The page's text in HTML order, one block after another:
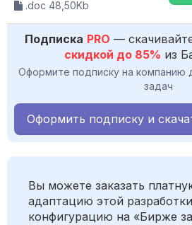
.doc 48,50Kb
Подписка PRO —
скидкой до 85% из
Оформите подписку на компанию
задач
Оформить подписку и
Вы можете заказать
адаптацию этой
конфигурацию на «Бирже